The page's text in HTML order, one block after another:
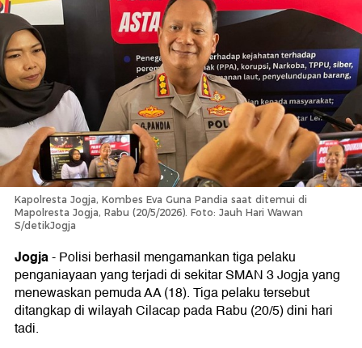
Kapolresta Jogja, Kombes Eva Guna Pandia saat ditemui di
Mapolresta Jogja, Rabu (20/5/2026). Foto: Jauh Hari Wawan
S/detikJogja
Jogja-Polisi berhasil mengamankan tiga pelaku
penganiayaan yang terjadi di sekitar SMAN 3 Jogja yang
menewaskan pemuda AA (18). Tiga pelaku tersebut
ditangkap di wilayah Cilacap pada Rabu (20/5) dini hari
tadi.